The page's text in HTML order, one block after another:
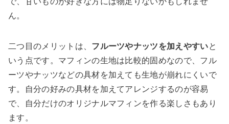
ん。
二つ目のメリットは、 フルーツやナッツを加えやすいと
いう点です。マフィンの生地は比較的固めなので、フル
ーツやナッツなどの具材を加えても生地が崩れにくいで
す。自分の好みの具材を加えてアレンジするのが容易
で、自分だけのオリジナルマフィンを作る楽しさもあり
ます。